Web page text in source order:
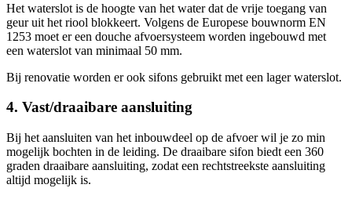
Het waterslot is de hoogte van het water dat de vrije toegang van
geur uit het riool blokkeert. Volgens de Europese bouwnorm EN
1253 moet er een douche afvoersysteem worden ingebouwd met
een waterslot van minimaal 50 mm.
Bij renovatie worden er ook sifons gebruikt met een lager waterslot.
4. Vast/draaibare aansluiting
Bij het aansluiten van het inbouwdeel op de afvoer wil je zo min
mogelijk bochten in de leiding. De draaibare sifon biedt een 360
graden draaibare aansluiting, zodat een rechtstreekste aansluiting
altijd mogelijk is.